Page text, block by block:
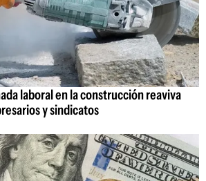
laboral en la construcción reaviva
y sindicatos